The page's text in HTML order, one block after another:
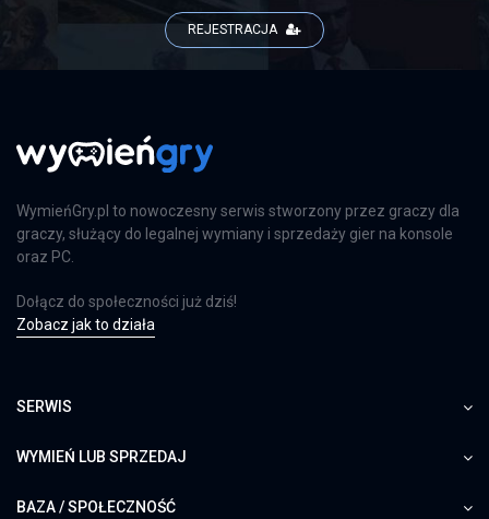
REJESTRACJA
WymieńGry.pl to nowoczesny serwis stworzony przez graczy dla
graczy, służący do legalnej wymiany i sprzedaży gier na konsole
oraz PC.
Dołącz do społeczności już dziś!
Zobacz jak to działa
SERWIS
WYMIEŃ LUB SPRZEDAJ
BAZA / SPOŁECZNOŚĆ